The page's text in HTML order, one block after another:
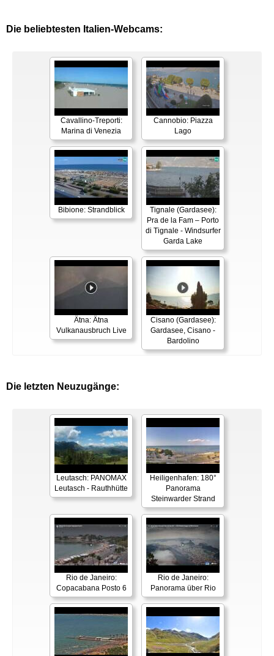
Die beliebtesten Italien-Webcams:
Cavallino-Treporti:
Marina di Venezia
Cannobio: Piazza
Lago
Bibione: Strandblick
Tignale (Gardasee):
Pra de la Fam – Porto
di Tignale - Windsurfer
Garda Lake
Ätna: Ätna
Vulkanausbruch Live
Cisano (Gardasee):
Gardasee, Cisano -
Bardolino
Die letzten Neuzugänge:
Leutasch: PANOMAX
Leutasch - Rauthhütte
Heiligenhafen: 180°
Panorama
Steinwarder Strand
Rio de Janeiro:
Copacabana Posto 6
Rio de Janeiro:
Panorama über Rio